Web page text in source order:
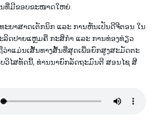
ທີ່​ມີ​ຂອບ​ຂະໜາດ​ໃຫຍ່.
ຍາ​ສາດ​ເຕັກ​ນິກ ແລະ ການຫັນ​ເປັນ​ດີ​ຈີ​ຕອນ ໃນ​
ດ​ປາຍ​ແຫຼມ​ຄື ​ກະ​ສິ​ກຳ ແລະ ການ​ທ່ອງ​ທ່ຽ​ວ​
ວ່າ​ແມ່ນ​ເສັ້ນ​ທາງ​ສັ້ນ​ທີ່​ສຸດ​ເພື່ອ​ຍົກ​ສູງ​ສະ​ມັດ​ຕະ​
ວິ​ໄສ​ທັດ​ນີ້, ທ່ານ​ນາ​ຍົກ​ລັດ​ຖະ​ມົນ​ຕີ ສອນ​ໄຊ ສີ​